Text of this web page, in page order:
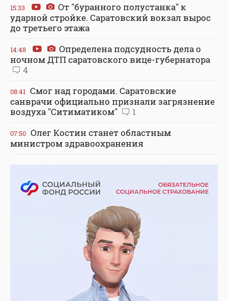
15:33
От "буранного полустанка" к
ударной стройке. Саратовский вокзал вырос
до третьего этажа
14:48
Определена подсудность дела о
ночном ДТП саратовского вице-губернатора
4
08:41 Смог над городами. Саратовские
санврачи официально признали загрязнение
воздуха "Ситиматиком"
1
07:50 Олег Костин станет областным
министром здравоохранения